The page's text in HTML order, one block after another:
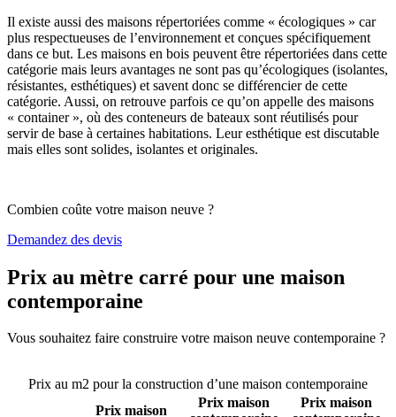
Il existe aussi des maisons répertoriées comme « écologiques » car
plus respectueuses de l’environnement et conçues spécifiquement
dans ce but. Les maisons en bois peuvent être répertoriées dans cette
catégorie mais leurs avantages ne sont pas qu’écologiques (isolantes,
résistantes, esthétiques) et savent donc se différencier de cette
catégorie. Aussi, on retrouve parfois ce qu’on appelle des maisons
« container », où des conteneurs de bateaux sont réutilisés pour
servir de base à certaines habitations. Leur esthétique est discutable
mais elles sont solides, isolantes et originales.
Combien coûte votre maison neuve ?
Demandez des devis
Prix au mètre carré pour une maison
contemporaine
Vous souhaitez faire construire votre maison neuve contemporaine ?
Prix au m2 pour la construction d’une maison contemporaine
Prix maison
Prix maison
Prix maison